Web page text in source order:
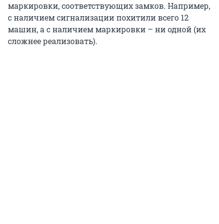
маркировки, соответствующих замков. Например,
с наличием сигнализации похитили всего 12
машин, а с наличием маркировки – ни одной (их
сложнее реализовать).